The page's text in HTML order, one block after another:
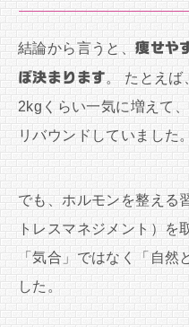
結論から言うと、痩せや
ぼ決まります。 たとえば
2kgくらい一気に増えて
リバウンドしていました。
でも、ホルモンを整える
トレスマネジメント）を
「気合」ではなく「自然
した。